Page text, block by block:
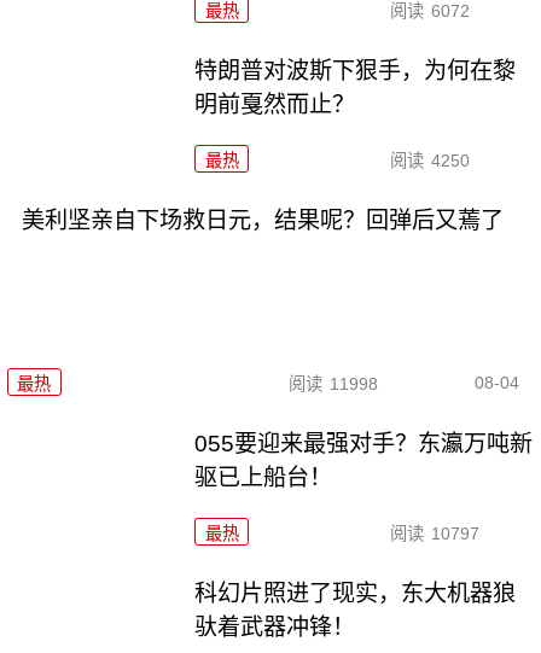
最热 阅读 6072
特朗普对波斯下狠手，为何在黎
明前戛然而止？
最热 阅读 4250
美利坚亲自下场救日元，结果呢？回弹后又蔫了
最热 阅读 11998 08-04
055要迎来最强对手？东瀛万吨新
驱已上船台！
最热 阅读 10797
科幻片照进了现实，东大机器狼
驮着武器冲锋！